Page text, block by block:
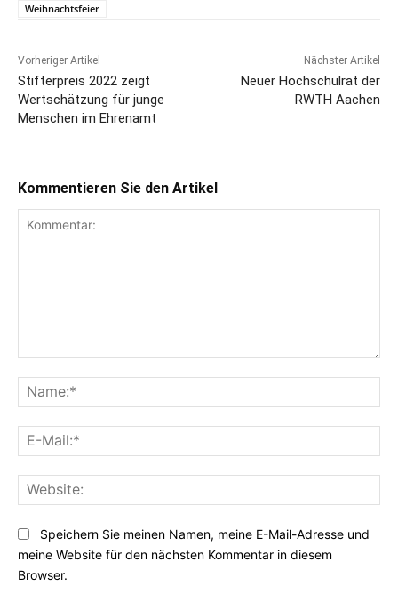
Weihnachtsfeier
Vorheriger Artikel
Stifterpreis 2022 zeigt
Wertschätzung für junge
Menschen im Ehrenamt
Nächster Artikel
Neuer Hochschulrat der
RWTH Aachen
Kommentieren Sie den Artikel
Speichern Sie meinen Namen, meine E-Mail-Adresse und
meine Website für den nächsten Kommentar in diesem
Browser.